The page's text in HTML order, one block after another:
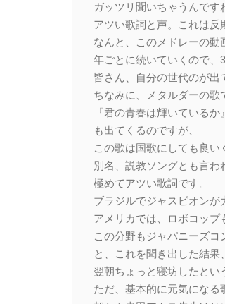
ガッツリ聞いちゃうんです
アツい歌詞と声。これは反
なんと、このメドレーの
年ごとに続いていくので、
皆さん、自分の世代のが出
ちなみに、メタルダーの歌
『君の青春は輝いているか』
も出てくるのですが、
この歌は国歌にしても良い
別名、説教ソングとも言わ
極めてアツい歌詞です。
ブラジルでジャスピオンが
アメリカでは、ロボコップ
この分野もジャパニーズコ
と、これを聞き出した結果、
翌朝ちょっと寝坊したと
ただ、基本的に元気になる